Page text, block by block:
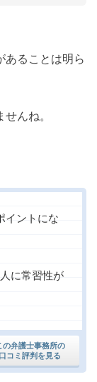
あることは明ら
んね。
の弁護士事務所の
口コミ評判を見る
イントにな
に常習性が